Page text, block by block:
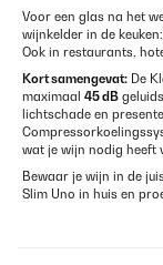
Voor een glas na het
wijnkelder in de
Ook in restaurants,
Kort samengevat: De
maximaal 45 dB
lichtschade en
wat je wijn nodig heeft
Bewaar je wijn in de
Slim Uno in huis en